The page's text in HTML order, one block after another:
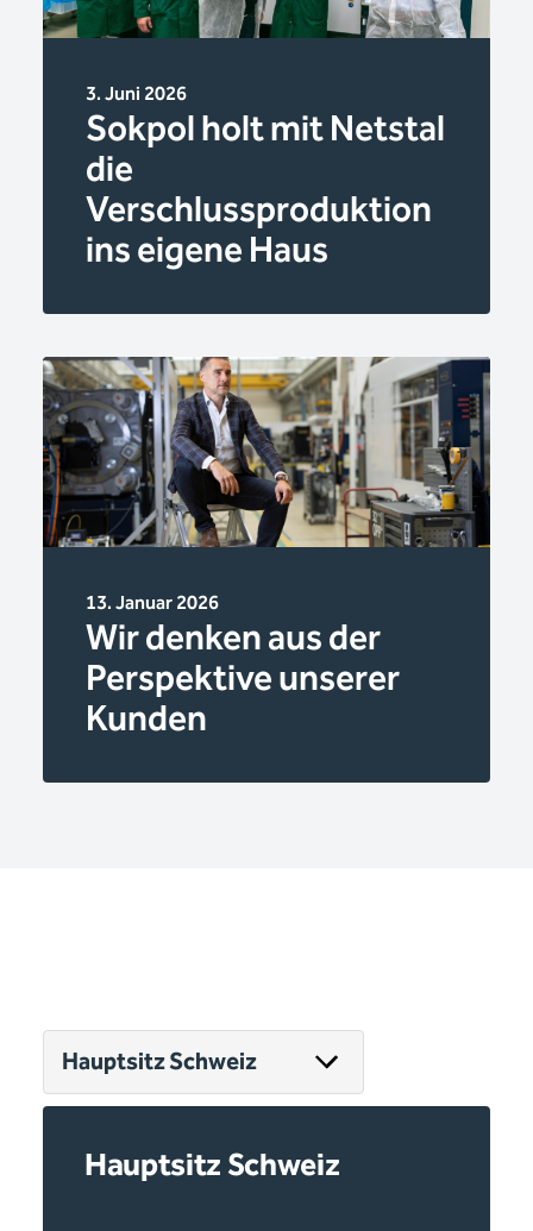
3. Juni 2026
Sokpol holt mit Netstal
die
Verschlussproduktion
ins eigene Haus
13. Januar 2026
Wir denken aus der
Perspektive unserer
Kunden
Hauptsitz Schweiz